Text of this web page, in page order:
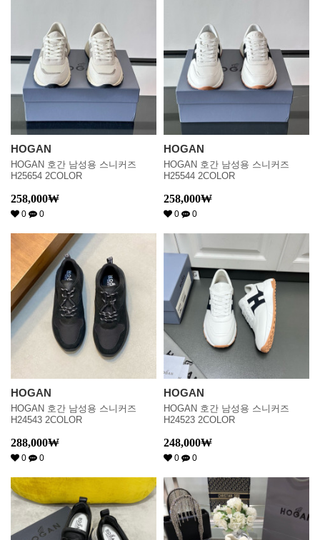
HOGAN
HOGAN 호간 남성용 스니커즈
H25654 2COLOR
258,000₩
0 0
HOGAN
HOGAN 호간 남성용 스니커즈
H25544 2COLOR
258,000₩
0 0
HOGAN
HOGAN 호간 남성용 스니커즈
H24543 2COLOR
288,000₩
0 0
HOGAN
HOGAN 호간 남성용 스니커즈
H24523 2COLOR
248,000₩
0 0